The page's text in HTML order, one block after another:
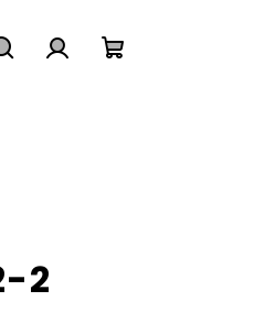
2